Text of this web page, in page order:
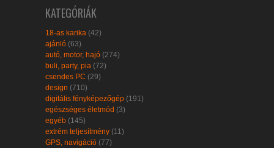
KATEGÓRIÁK
18-as karika (42)
ajánló (63)
autó, motor, hajó (274)
buli, party, pia (72)
csendes PC (29)
design (710)
digitális fényképezőgép (191)
egészséges életmód (3)
egyéb (145)
extrém teljesítmény (11)
GPS, navigáció (77)